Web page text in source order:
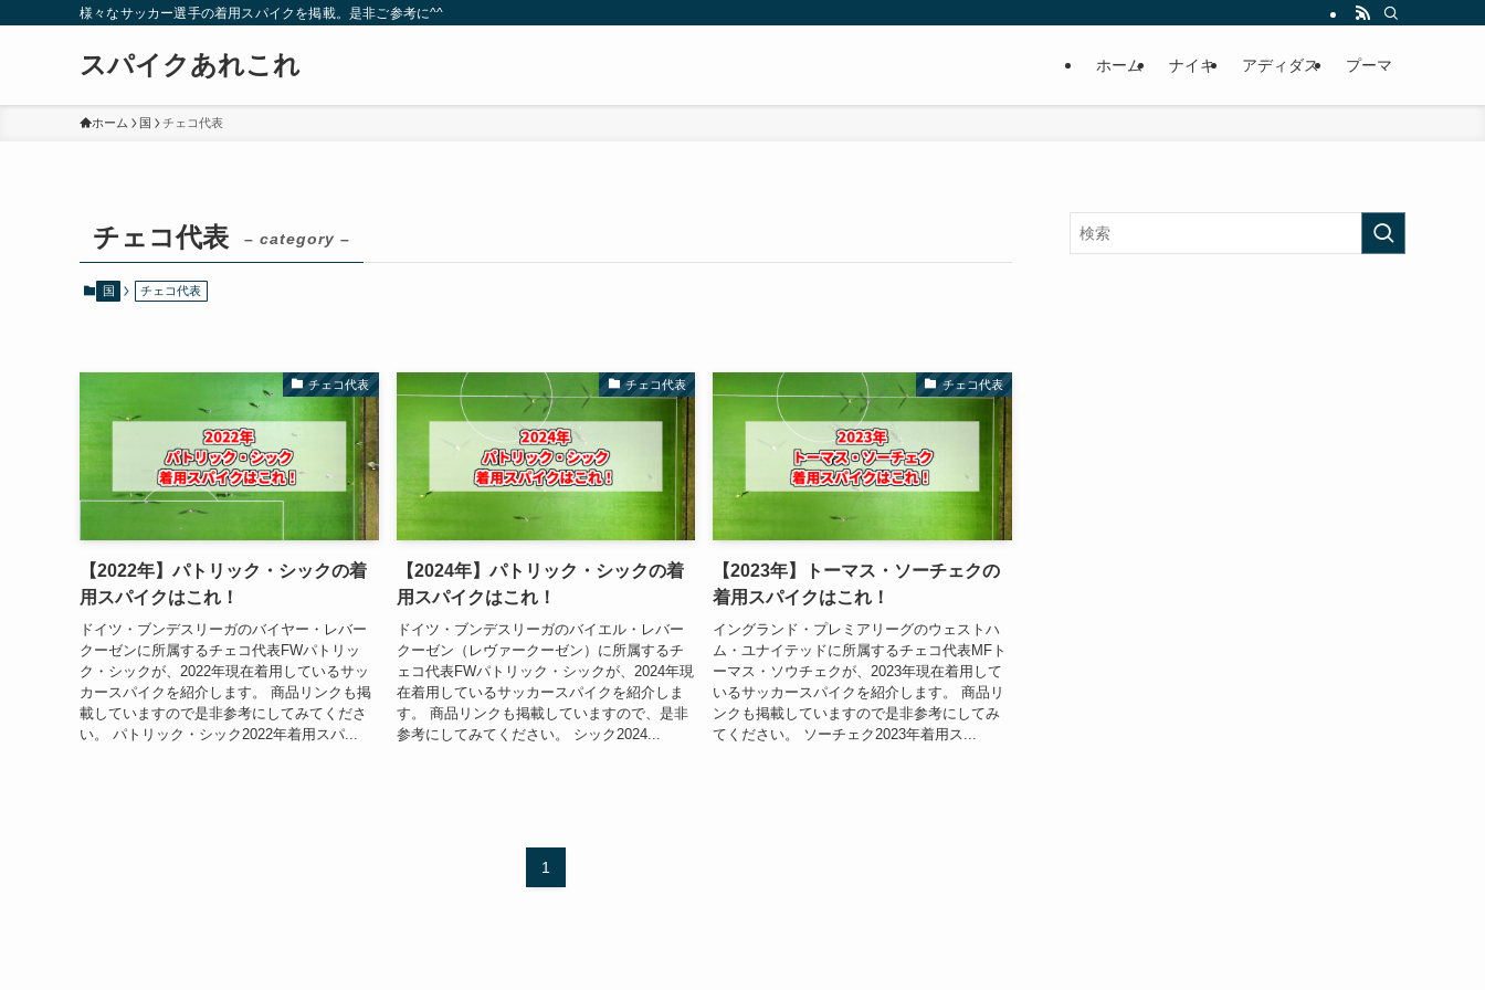
様々なサッカー選手の着用スパイクを掲載。是非ご参考に^^
スパイクあれこれ ホーム ナイキ アディダス プーマ
ホーム 国 チェコ代表
チェコ代表 – category –
国 チェコ代表
チェコ代表
【2022年】パトリック・シックの着
用スパイクはこれ！
ドイツ・ブンデスリーガのバイヤー・レバー
クーゼンに所属するチェコ代表FWパトリッ
ク・シックが、2022年現在着用しているサッ
カースパイクを紹介します。 商品リンクも掲
載していますので是非参考にしてみてくださ
い。 パトリック・シック2022年着用スパ...
チェコ代表
【2024年】パトリック・シックの着
用スパイクはこれ！
ドイツ・ブンデスリーガのバイエル・レバー
クーゼン（レヴァークーゼン）に所属するチ
ェコ代表FWパトリック・シックが、2024年現
在着用しているサッカースパイクを紹介しま
す。 商品リンクも掲載していますので、是非
参考にしてみてください。 シック2024...
チェコ代表
【2023年】トーマス・ソーチェクの
着用スパイクはこれ！
イングランド・プレミアリーグのウェストハ
ム・ユナイテッドに所属するチェコ代表MFト
ーマス・ソウチェクが、2023年現在着用して
いるサッカースパイクを紹介します。 商品リ
ンクも掲載していますので是非参考にしてみ
てください。 ソーチェク2023年着用ス...
1